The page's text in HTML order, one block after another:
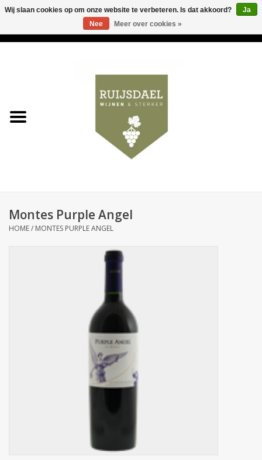
& sterker
Contact
Montes Purple Angel
HOME/ MONTES PURPLE ANGEL
Wij slaan cookies op om onze website te verbeteren. Is dat akkoord?
Ja
Nee
Meer over cookies »